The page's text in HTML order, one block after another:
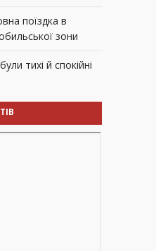
поїздка в
зони
тихі й спокійні